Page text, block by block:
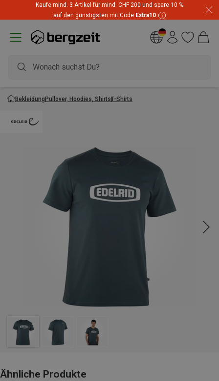
Kaufe mind. 3 Artikel für mind. CHF 200 und spare 10 %
auf den günstigsten mit Code Extra10
BekleidungPullover, Hoodies, ShirtsT-Shirts
Ähnliche Produkte